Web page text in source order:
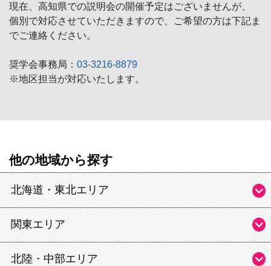
現在、高知県での説明会の開催予定はございませんが、
個別で対応させていただきますので、ご希望の方は下記ま
でご連絡ください。
奨学会事務局： 03-3216-8879
※地区担当が対応いたします。
他の地域から探す
北海道・東北エリア
関東エリア
北陸・中部エリア